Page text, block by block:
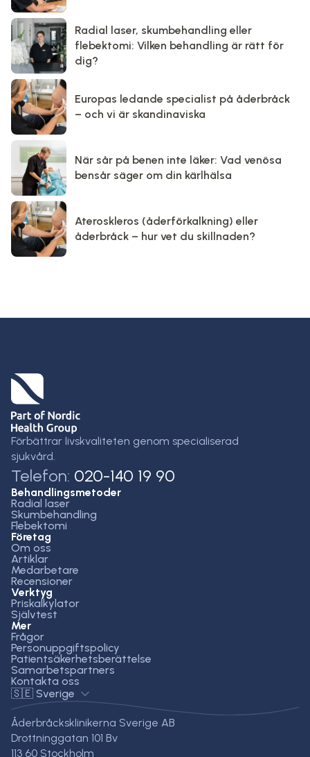
Radial laser, skumbehandling eller
flebektomi: Vilken behandling är rätt för
dig?
Europas ledande specialist på åderbråck
– och vi är skandinaviska
När sår på benen inte läker: Vad venösa
bensår säger om din kärlhälsa
Ateroskleros (åderförkalkning) eller
åderbråck – hur vet du skillnaden?
Förbättrar livskvaliteten genom specialiserad
sjukvård.
Telefon: 020-140 19 90
Behandlingsmetoder
Radial laser
Skumbehandling
Flebektomi
Företag
Om oss
Artiklar
Medarbetare
Recensioner
Verktyg
Priskalkylator
Självtest
Mer
Frågor
Personuppgiftspolicy
Patientsäkerhetsberättelse
Samarbetspartners
Kontakta oss
🇸🇪 Sverige
Åderbråcksklinikerna Sverige AB
Drottninggatan 101 Bv
113 60 Stockholm